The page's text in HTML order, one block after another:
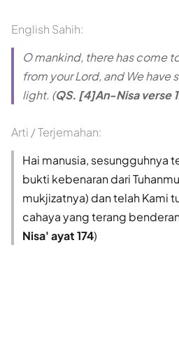
English Sahih:
O mankind, there has come
from your Lord, and We have
light. (QS. [4]An-Nisa verse
Arti / Terjemahan:
Hai manusia, sesungguhnya
bukti kebenaran dari
mukjizatnya) dan telah Kami
cahaya yang terang
Nisa' ayat 174)